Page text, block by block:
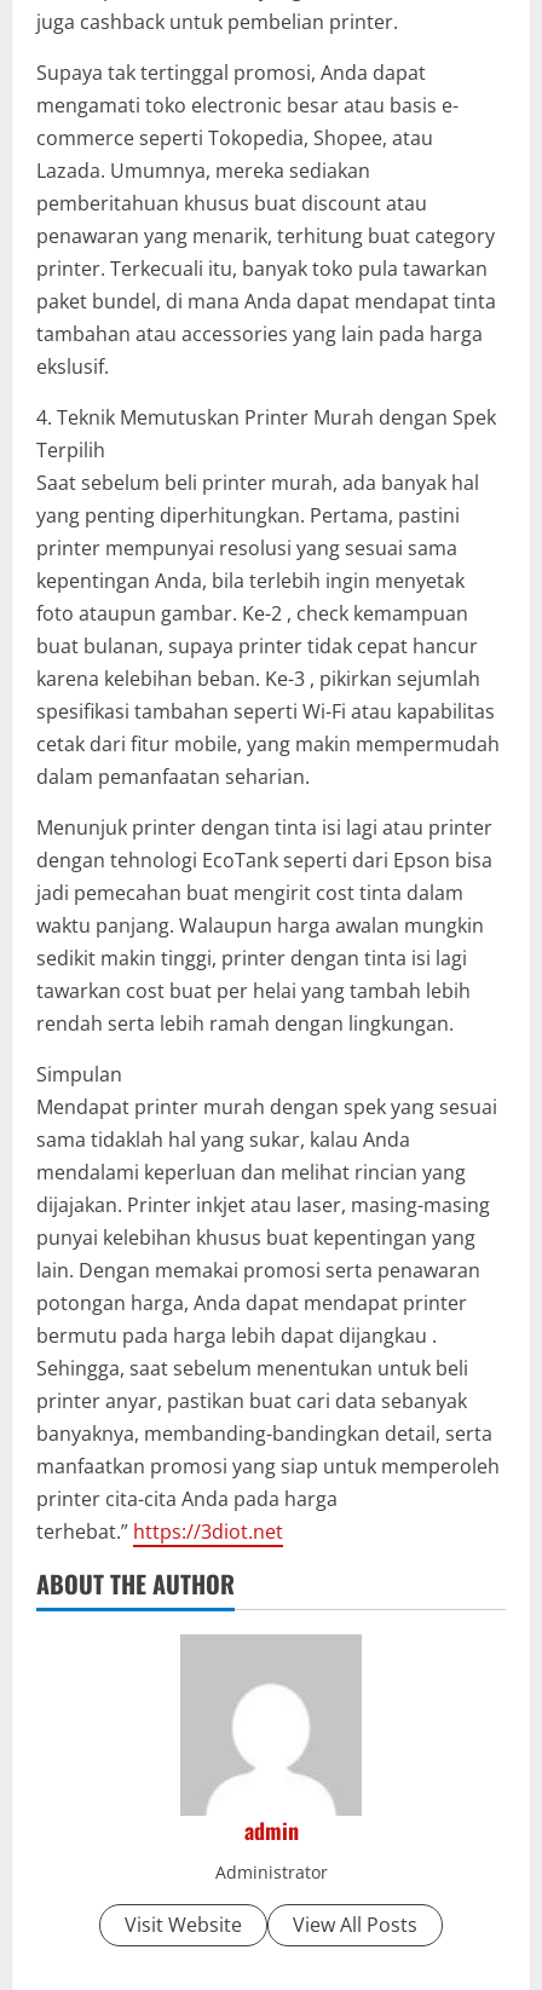
juga cashback untuk pembelian printer.
Supaya tak tertinggal promosi, Anda dapat
mengamati toko electronic besar atau basis e-
commerce seperti Tokopedia, Shopee, atau
Lazada. Umumnya, mereka sediakan
pemberitahuan khusus buat discount atau
penawaran yang menarik, terhitung buat category
printer. Terkecuali itu, banyak toko pula tawarkan
paket bundel, di mana Anda dapat mendapat tinta
tambahan atau accessories yang lain pada harga
ekslusif.
4. Teknik Memutuskan Printer Murah dengan Spek
Terpilih
Saat sebelum beli printer murah, ada banyak hal
yang penting diperhitungkan. Pertama, pastini
printer mempunyai resolusi yang sesuai sama
kepentingan Anda, bila terlebih ingin menyetak
foto ataupun gambar. Ke-2 , check kemampuan
buat bulanan, supaya printer tidak cepat hancur
karena kelebihan beban. Ke-3 , pikirkan sejumlah
spesifikasi tambahan seperti Wi-Fi atau kapabilitas
cetak dari fitur mobile, yang makin mempermudah
dalam pemanfaatan seharian.
Menunjuk printer dengan tinta isi lagi atau printer
dengan tehnologi EcoTank seperti dari Epson bisa
jadi pemecahan buat mengirit cost tinta dalam
waktu panjang. Walaupun harga awalan mungkin
sedikit makin tinggi, printer dengan tinta isi lagi
tawarkan cost buat per helai yang tambah lebih
rendah serta lebih ramah dengan lingkungan.
Simpulan
Mendapat printer murah dengan spek yang sesuai
sama tidaklah hal yang sukar, kalau Anda
mendalami keperluan dan melihat rincian yang
dijajakan. Printer inkjet atau laser, masing-masing
punyai kelebihan khusus buat kepentingan yang
lain. Dengan memakai promosi serta penawaran
potongan harga, Anda dapat mendapat printer
bermutu pada harga lebih dapat dijangkau .
Sehingga, saat sebelum menentukan untuk beli
printer anyar, pastikan buat cari data sebanyak
banyaknya, membanding-bandingkan detail, serta
manfaatkan promosi yang siap untuk memperoleh
printer cita-cita Anda pada harga
terhebat.” https://3diot.net
ABOUT THE AUTHOR
admin
Administrator
Visit Website View All Posts